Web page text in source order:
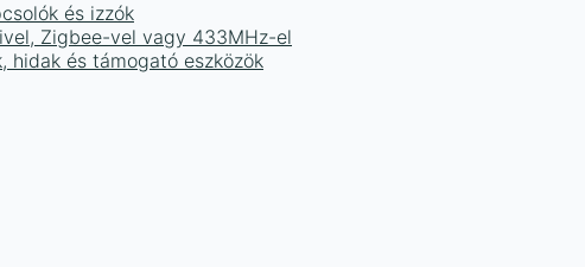
és izzók
Zigbee-vel vagy 433MHz-el
hidak és támogató eszközök